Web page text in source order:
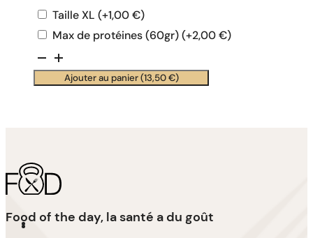
Taille XL (+1,00€)
Max de protéines (60gr)(+2,00€)
quantité
de
Salade
Ajouter au panier (13,50€)
Food of the day, la santé a du goût